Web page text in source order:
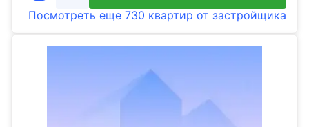
Посмотреть еще 730 квартир от застройщика